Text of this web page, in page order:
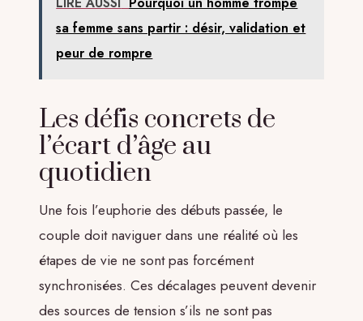
sa femme sans partir : désir, validation et
peur de rompre
Les défis concrets de
l’écart d’âge au
quotidien
Une fois l’euphorie des débuts passée, le
couple doit naviguer dans une réalité où les
étapes de vie ne sont pas forcément
synchronisées. Ces décalages peuvent devenir
des sources de tension s’ils ne sont pas